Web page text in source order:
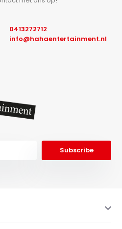
0413272712
info@hahaentertainment.nl
Subscribe